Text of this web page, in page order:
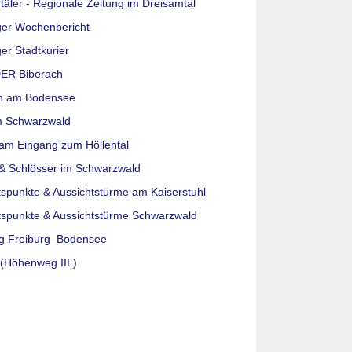
- Regionale Zeitung im Dreisamtal
Wochenbericht
Stadtkurier
Biberach
am Bodensee
Schwarzwald
Eingang zum Höllental
Schlösser im Schwarzwald
& Aussichtstürme am Kaiserstuhl
& Aussichtstürme Schwarzwald
Freiburg–Bodensee
III.)